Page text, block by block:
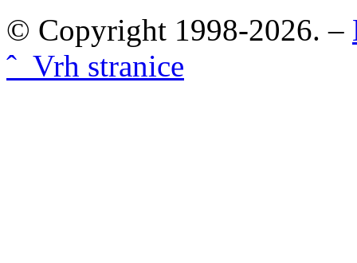
© Copyright 1998-2026. –
ˆ Vrh stranice